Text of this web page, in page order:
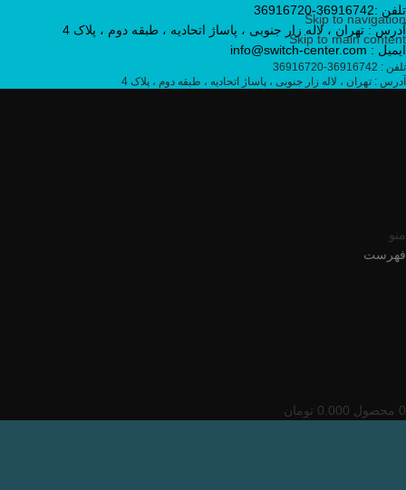
Skip to navigation
Skip to main content
تلفن :36916742-36916720
آدرس : تهران ، لاله زار جنوبی ، پاساژ اتحادیه ، طبقه دوم ، پلاک 4
ایمیل : info@switch-center.com
تلفن : 36916742-36916720
آدرس : تهران ، لاله زار جنوبی ، پاساژ اتحادیه ، طبقه دوم ، پلاک 4
منو
فهرست
0 محصول 0.000 تومان